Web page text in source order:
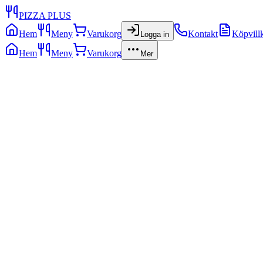
PIZZA PLUS
Hem
Meny Varukorg Logga in Kontakt
Hem
Meny Varukorg Mer